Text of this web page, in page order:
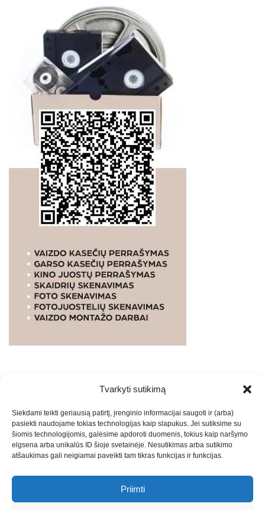
Tvarkyti sutikimą
Siekdami teikti geriausią patirtį, įrenginio informacijai saugoti ir (arba)
pasiekti naudojame tokias technologijas kaip slapukus. Jei sutiksime su
šiomis technologijomis, galėsime apdoroti duomenis, tokius kaip naršymo
elgsena arba unikalūs ID šioje svetainėje. Nesutikimas arba sutikimo
atšaukimas gali neigiamai paveikti tam tikras funkcijas ir funkcijas.
Priimti
PASLAUGOS. SEO tekstų rašymas, turinio kūrimas,
straipsnių rašymas ir talpinimas į mūsų valdomas
svetaines.2026Armijai.LTTheme: Express News ByAdore
Themes.
Marketingo agentūra -Teisinės